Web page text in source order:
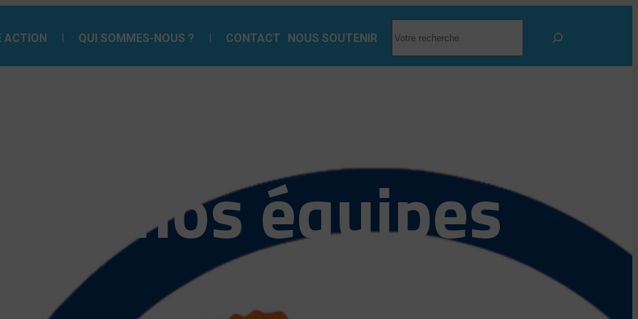
ACTION QUI SOMMES-NOUS ? CONTACT NOUS SOUTENIR
nos équipes